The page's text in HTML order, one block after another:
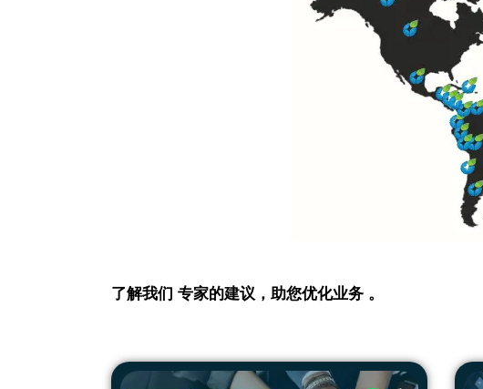
了解我们 专家的建议，助您优化业务 。